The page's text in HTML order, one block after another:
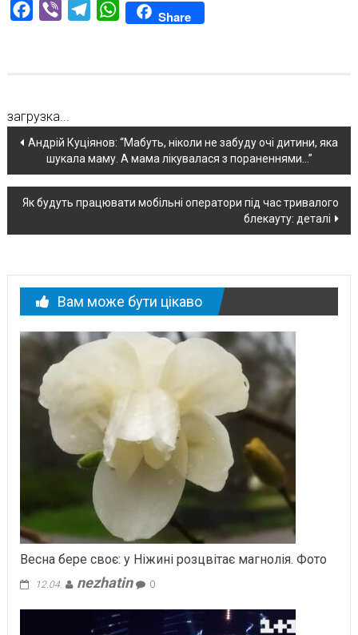
Facebook
Viber TelegramWhatsAppShare
загрузка...
Навігація
по
новині
Андрій Куціянов: “Мабуть, ніколи не забуду очі дитини, яка
шукала маму. А мама лікувалася з пораненнями…”
Як будуть працювати мобільні оператори під час тривалого
блекауту: деталі
Вам може бути цікаво
Весна бере своє: у Ніжині розцвітає магнолія. Фото
12.04. nezhatin 0